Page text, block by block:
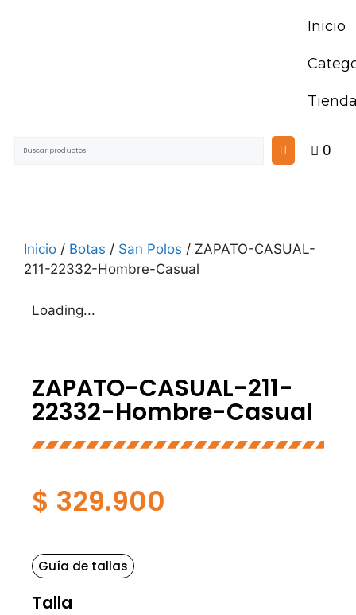
Inicio
0
Inicio / Botas / San Polos / ZAPATO-CASUAL-
211-22332-Hombre-Casual
Loading...
ZAPATO-CASUAL-211-
22332-Hombre-Casual
$ 329.900
Guía de tallas
Talla